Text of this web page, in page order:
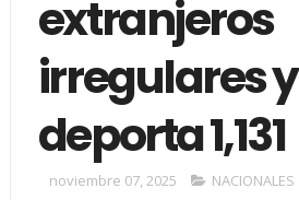
extranjeros
irregulares y
deporta 1,131
noviembre 07, 2025 NACIONALES